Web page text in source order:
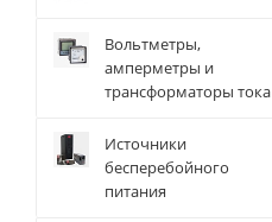
Вольтметры,
амперметры и
трансформаторы тока
Источники
бесперебойного
питания